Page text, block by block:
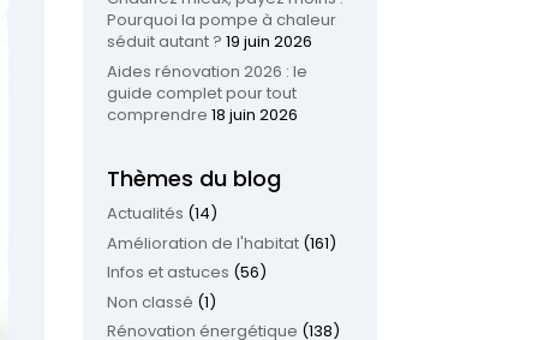
Pourquoi la pompe à chaleur
séduit autant ? 19 juin 2026
Aides rénovation 2026 : le
guide complet pour tout
comprendre 18 juin 2026
Thèmes du blog
Actualités (14)
Amélioration de l'habitat(161)
Infos et astuces (56)
Non classé (1)
Rénovation énergétique (138)